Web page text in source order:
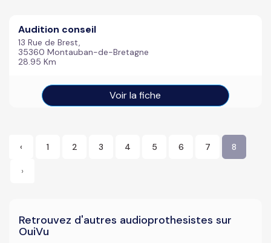
Audition conseil
13 Rue de Brest,
35360 Montauban-de-Bretagne
28.95 Km
Voir la fiche
‹ 1 2 3 4 5 6 7 8
›
Retrouvez d'autres audioprothesistes sur
OuiVu